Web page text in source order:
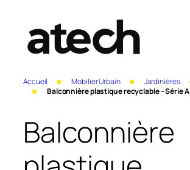
Accueil Mobilier Urbain Jardinières
Balconnière plastique recyclable – Série A
Balconnière